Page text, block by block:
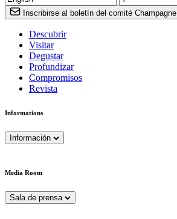
Inscribirse al boletín del comité Champagne
Descubrir
Visitar
Degustar
Profundizar
Compromisos
Revista
Informations
Información
Media Room
Sala de prensa